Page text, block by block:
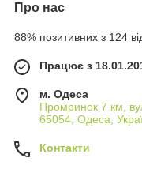
Про нас
88% позитивних з 124
Працює з
м. Одеса
Промринок 7 км,
65054, Одеса,
Контакти